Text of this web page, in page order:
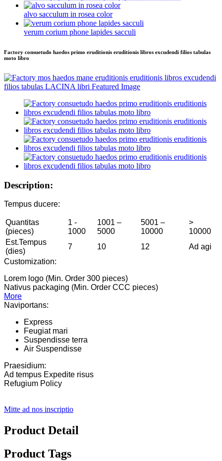
alvo sacculum in rosea color
verum corium phone lapides sacculi
Factory consuetudo haedos primo eruditionis eruditionis libros excudendi filios tabulas
moto libro
Description:
Tempus ducere:
Quantitas
(pieces)
1 -
1000
1001 –
5000
5001 –
10000
>
10000
Est.Tempus
(dies)
7 10 12
Ad agi
Customization:
Lorem logo (Min. Order 300 pieces)
Nativus packaging (Min. Order CCC pieces)
More
Naviportans:
Express
Feugiat mari
Suspendisse terra
Air Suspendisse
Praesidium:
Ad tempus Expedite risus
Refugium Policy
Mitte ad nos inscriptio
Product Detail
Product Tags